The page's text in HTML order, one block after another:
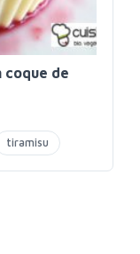
coque de
tiramisu